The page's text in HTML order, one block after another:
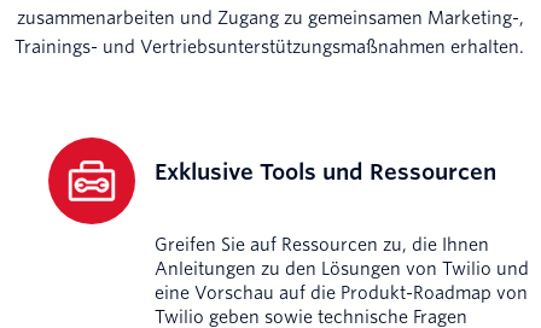
zusammenarbeiten und Zugang zu gemeinsamen Marketing-,
Trainings- und Vertriebsunterstützungsmaßnahmen erhalten.
Exklusive Tools und Ressourcen
Greifen Sie auf Ressourcen zu, die Ihnen
Anleitungen zu den Lösungen von Twilio und
eine Vorschau auf die Produkt-Roadmap von
Twilio geben sowie technische Fragen